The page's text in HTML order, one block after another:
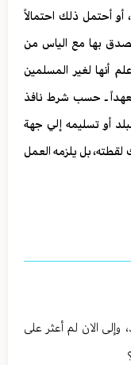
أحتمل ذلك احتمالاً
بها مع الياس من
أنها لغير المسلمين
ـ حسب شرط نافذ
أو تسليمه إلي جهة
لقطته، بل يلزمه العمل
الان لم أعثر على